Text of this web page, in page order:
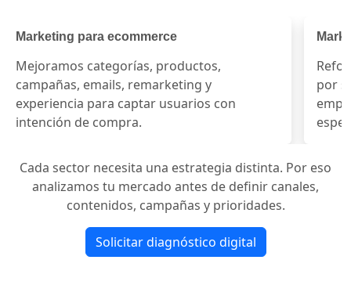
Marketing para negocios locales
Reforzamos presencia local, mapas, páginas
por servicio, reseñas y campañas para
empresas que atienden en zonas
específicas.
Cada sector necesita una estrategia distinta. Por eso
analizamos tu mercado antes de definir canales,
contenidos, campañas y prioridades.
Solicitar diagnóstico digital